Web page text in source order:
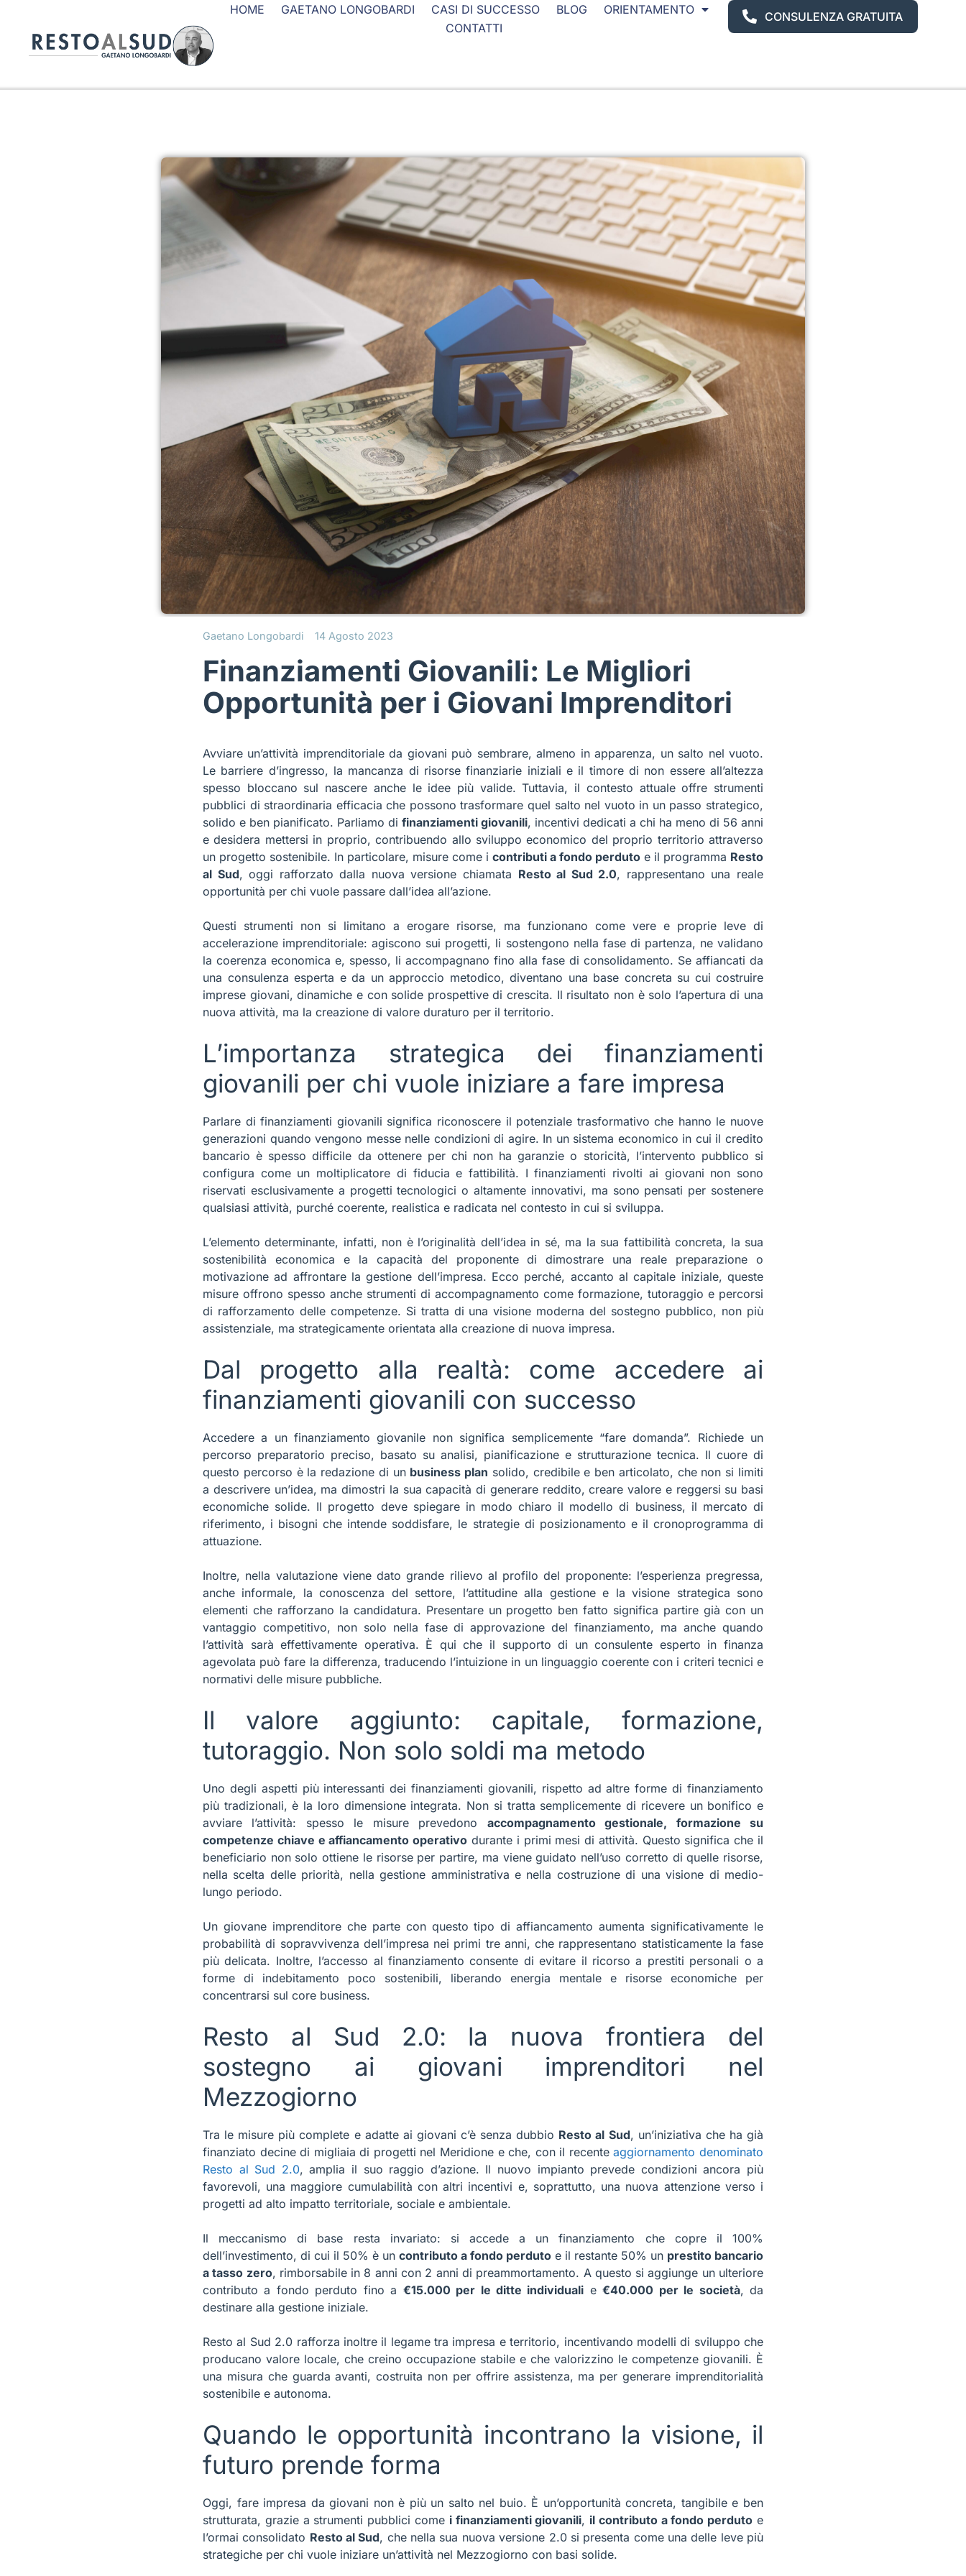
HOME GAETANO LONGOBARDI CASI DI SUCCESSO BLOG
ORIENTAMENTO
CONTATTI
CONSULENZA GRATUITA
Gaetano Longobardi 14 Agosto 2023
Finanziamenti Giovanili: Le Migliori
Opportunità per i Giovani Imprenditori
Avviare un’attività imprenditoriale da giovani può sembrare, almeno in apparenza, un salto nel vuoto.
Le barriere d’ingresso, la mancanza di risorse finanziarie iniziali e il timore di non essere all’altezza
spesso bloccano sul nascere anche le idee più valide. Tuttavia, il contesto attuale offre strumenti
pubblici di straordinaria efficacia che possono trasformare quel salto nel vuoto in un passo strategico,
solido e ben pianificato. Parliamo di finanziamenti giovanili, incentivi dedicati a chi ha meno di 56 anni
e desidera mettersi in proprio, contribuendo allo sviluppo economico del proprio territorio attraverso
un progetto sostenibile. In particolare, misure come i contributi a fondo perduto e il programma Resto
al Sud, oggi rafforzato dalla nuova versione chiamata Resto al Sud 2.0, rappresentano una reale
opportunità per chi vuole passare dall’idea all’azione.
Questi strumenti non si limitano a erogare risorse, ma funzionano come vere e proprie leve di
accelerazione imprenditoriale: agiscono sui progetti, li sostengono nella fase di partenza, ne validano
la coerenza economica e, spesso, li accompagnano fino alla fase di consolidamento. Se affiancati da
una consulenza esperta e da un approccio metodico, diventano una base concreta su cui costruire
imprese giovani, dinamiche e con solide prospettive di crescita. Il risultato non è solo l’apertura di una
nuova attività, ma la creazione di valore duraturo per il territorio.
L’importanza strategica dei finanziamenti
giovanili per chi vuole iniziare a fare impresa
Parlare di finanziamenti giovanili significa riconoscere il potenziale trasformativo che hanno le nuove
generazioni quando vengono messe nelle condizioni di agire. In un sistema economico in cui il credito
bancario è spesso difficile da ottenere per chi non ha garanzie o storicità, l’intervento pubblico si
configura come un moltiplicatore di fiducia e fattibilità. I finanziamenti rivolti ai giovani non sono
riservati esclusivamente a progetti tecnologici o altamente innovativi, ma sono pensati per sostenere
qualsiasi attività, purché coerente, realistica e radicata nel contesto in cui si sviluppa.
L’elemento determinante, infatti, non è l’originalità dell’idea in sé, ma la sua fattibilità concreta, la sua
sostenibilità economica e la capacità del proponente di dimostrare una reale preparazione o
motivazione ad affrontare la gestione dell’impresa. Ecco perché, accanto al capitale iniziale, queste
misure offrono spesso anche strumenti di accompagnamento come formazione, tutoraggio e percorsi
di rafforzamento delle competenze. Si tratta di una visione moderna del sostegno pubblico, non più
assistenziale, ma strategicamente orientata alla creazione di nuova impresa.
Dal progetto alla realtà: come accedere ai
finanziamenti giovanili con successo
Accedere a un finanziamento giovanile non significa semplicemente “fare domanda”. Richiede un
percorso preparatorio preciso, basato su analisi, pianificazione e strutturazione tecnica. Il cuore di
questo percorso è la redazione di un business plan solido, credibile e ben articolato, che non si limiti
a descrivere un’idea, ma dimostri la sua capacità di generare reddito, creare valore e reggersi su basi
economiche solide. Il progetto deve spiegare in modo chiaro il modello di business, il mercato di
riferimento, i bisogni che intende soddisfare, le strategie di posizionamento e il cronoprogramma di
attuazione.
Inoltre, nella valutazione viene dato grande rilievo al profilo del proponente: l’esperienza pregressa,
anche informale, la conoscenza del settore, l’attitudine alla gestione e la visione strategica sono
elementi che rafforzano la candidatura. Presentare un progetto ben fatto significa partire già con un
vantaggio competitivo, non solo nella fase di approvazione del finanziamento, ma anche quando
l’attività sarà effettivamente operativa. È qui che il supporto di un consulente esperto in finanza
agevolata può fare la differenza, traducendo l’intuizione in un linguaggio coerente con i criteri tecnici e
normativi delle misure pubbliche.
Il valore aggiunto: capitale, formazione,
tutoraggio. Non solo soldi ma metodo
Uno degli aspetti più interessanti dei finanziamenti giovanili, rispetto ad altre forme di finanziamento
più tradizionali, è la loro dimensione integrata. Non si tratta semplicemente di ricevere un bonifico e
avviare l’attività: spesso le misure prevedono accompagnamento gestionale, formazione su
competenze chiave e affiancamento operativo durante i primi mesi di attività. Questo significa che il
beneficiario non solo ottiene le risorse per partire, ma viene guidato nell’uso corretto di quelle risorse,
nella scelta delle priorità, nella gestione amministrativa e nella costruzione di una visione di medio-
lungo periodo.
Un giovane imprenditore che parte con questo tipo di affiancamento aumenta significativamente le
probabilità di sopravvivenza dell’impresa nei primi tre anni, che rappresentano statisticamente la fase
più delicata. Inoltre, l’accesso al finanziamento consente di evitare il ricorso a prestiti personali o a
forme di indebitamento poco sostenibili, liberando energia mentale e risorse economiche per
concentrarsi sul core business.
Resto al Sud 2.0: la nuova frontiera del
sostegno ai giovani imprenditori nel
Mezzogiorno
Tra le misure più complete e adatte ai giovani c’è senza dubbio Resto al Sud, un’iniziativa che ha già
finanziato decine di migliaia di progetti nel Meridione e che, con il recenteaggiornamento denominato
Resto al Sud 2.0, amplia il suo raggio d’azione. Il nuovo impianto prevede condizioni ancora più
favorevoli, una maggiore cumulabilità con altri incentivi e, soprattutto, una nuova attenzione verso i
progetti ad alto impatto territoriale, sociale e ambientale.
Il meccanismo di base resta invariato: si accede a un finanziamento che copre il 100%
dell’investimento, di cui il 50% è un contributo a fondo perduto e il restante 50% un prestito bancario
a tasso zero, rimborsabile in 8 anni con 2 anni di preammortamento. A questo si aggiunge un ulteriore
contributo a fondo perduto fino a €15.000 per le ditte individuali e€40.000 per le società, da
destinare alla gestione iniziale.
Resto al Sud 2.0 rafforza inoltre il legame tra impresa e territorio, incentivando modelli di sviluppo che
producano valore locale, che creino occupazione stabile e che valorizzino le competenze giovanili. È
una misura che guarda avanti, costruita non per offrire assistenza, ma per generare imprenditorialità
sostenibile e autonoma.
Quando le opportunità incontrano la visione, il
futuro prende forma
Oggi, fare impresa da giovani non è più un salto nel buio. È un’opportunità concreta, tangibile e ben
strutturata, grazie a strumenti pubblici come i finanziamenti giovanili, il contributo a fondo perduto e
l’ormai consolidato Resto al Sud, che nella sua nuova versione 2.0 si presenta come una delle leve più
strategiche per chi vuole iniziare un’attività nel Mezzogiorno con basi solide.
RESTO AL SUD 2.0: PRESENTA ORA LA DOMANA
Il nuovo bando è pronto a partire: dal01/10/2025inizia la registrazione e dal
15/10/2025potrai presentare ufficialmente la tua domanda. Agisci subito, perché il
tempo è decisivo e i fondi sono limitati. Con la nostra consulenza gratuita ti assicuri
di non perdere l’occasione.
BLOCCA ORA LA TUA CONSULENZA
E ASSICURATI LA PRIORITÀ DI
PRESENTAZIONE